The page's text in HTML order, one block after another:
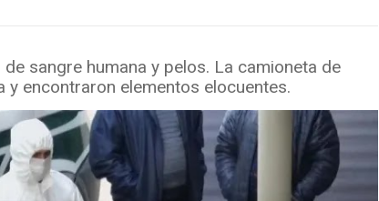
sangre humana y pelos. La camioneta de
y encontraron elementos elocuentes.